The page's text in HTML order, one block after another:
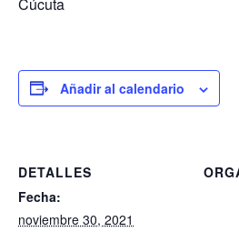
Añadir al calendario
DETALLES
Fecha:
noviembre 30, 2021